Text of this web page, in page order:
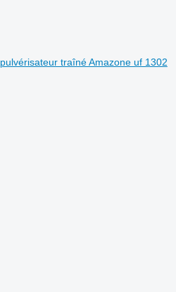
pulvérisateur traîné Amazone uf 1302